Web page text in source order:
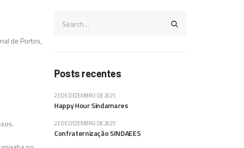
de Portos,
Posts recentes
Happy Hour Sindamares
23 DE DEZEMBRO DE 2025
Confraternização SINDAEES
22 DE DEZEMBRO DE 2025